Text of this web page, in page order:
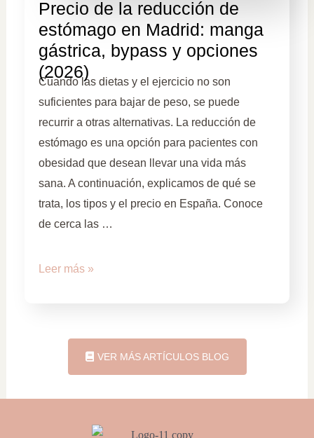
Precio de la reducción de
estómago en Madrid: manga
gástrica, bypass y opciones
(2026)
Cuando las dietas y el ejercicio no son
suficientes para bajar de peso, se puede
recurrir a otras alternativas. La reducción de
estómago es una opción para pacientes con
obesidad que desean llevar una vida más
sana. A continuación, explicamos de qué se
trata, los tipos y el precio en España. Conoce
de cerca las …
Leer más »
VER MÁS ARTÍCULOS BLOG